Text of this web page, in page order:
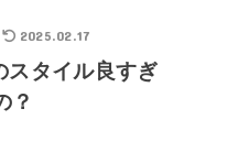
2025.02.17
タイル良すぎ
？